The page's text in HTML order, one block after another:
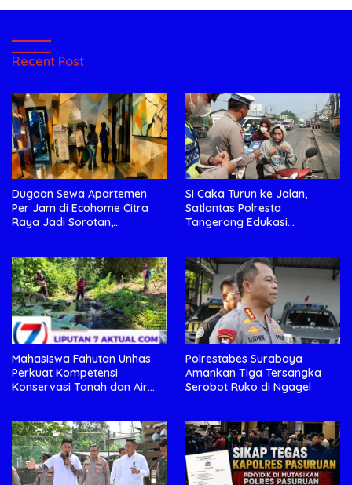
Recent Post
Dugaan Sewa Apartemen
Per Jam di Ecohome Citra
Raya Jadi Sorotan,
Si Caka Turun ke Jalan,
Satlantas Polresta
Tangerang Edukasi
Mahasiswa Fahutan Unhas
Perkuat Kompetensi
Konservasi Tanah dan Air
Polrestabes Surabaya
Amankan Tiga Tersangka
Serobot Ruko di Ngagel